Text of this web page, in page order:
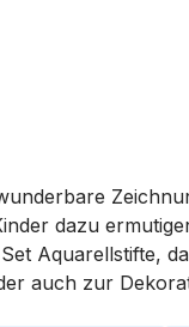
dazu
Aquarellstifte, da
auch zur